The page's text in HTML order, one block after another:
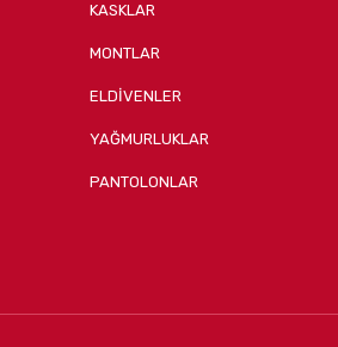
KASKLAR
MONTLAR
ELDİVENLER
YAĞMURLUKLAR
PANTOLONLAR